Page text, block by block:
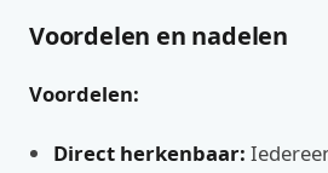
Voordelen en nadelen
Voordelen:
Direct herkenbaar: